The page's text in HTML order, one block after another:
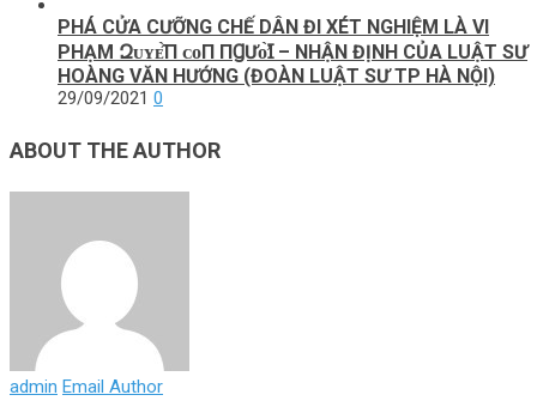
PHÁ CỬA CƯỠNG CHẾ DÂN ĐI XÉT NGHIỆM LÀ VI
PHẠM Զᴜʏᴇ̂̀П ᴄᴏП ПꞬƯᴏ̛̀Ɪ – NHẬN ĐỊNH CỦA LUẬT SƯ
HOÀNG VĂN HƯỚNG (ĐOÀN LUẬT SƯ TP HÀ NỘI)
29/09/2021 0
ABOUT THE AUTHOR
admin Email Author